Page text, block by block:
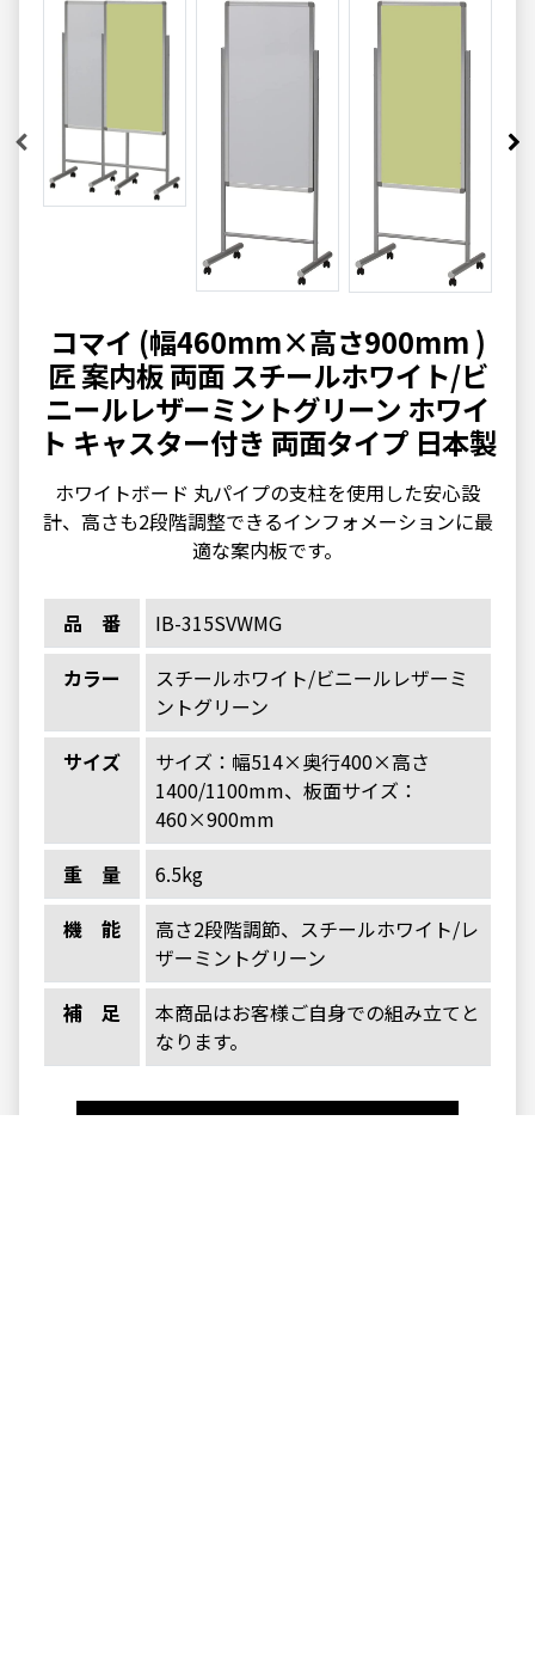
コマイ (幅460mm×高さ900mm )
匠 案内板 両面 スチールホワイト/ビ
ニールレザーミントグリーン ホワイ
ト キャスター付き 両面タイプ 日本製
ホワイトボード 丸パイプの支柱を使用した安心設
計、高さも2段階調整できるインフォメーションに最
適な案内板です。
品番
IB-315SVWMG
カラー
スチールホワイト/ビニールレザーミ
ントグリーン
サイズ
サイズ：幅514×奥行400×高さ
1400/1100mm、板面サイズ：
460×900mm
重量
6.5kg
機能
高さ2段階調節、スチールホワイト/レ
ザーミントグリーン
補足
本商品はお客様ご自身での組み立てと
なります。